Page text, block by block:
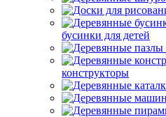
бусинки для детей
конструкторы